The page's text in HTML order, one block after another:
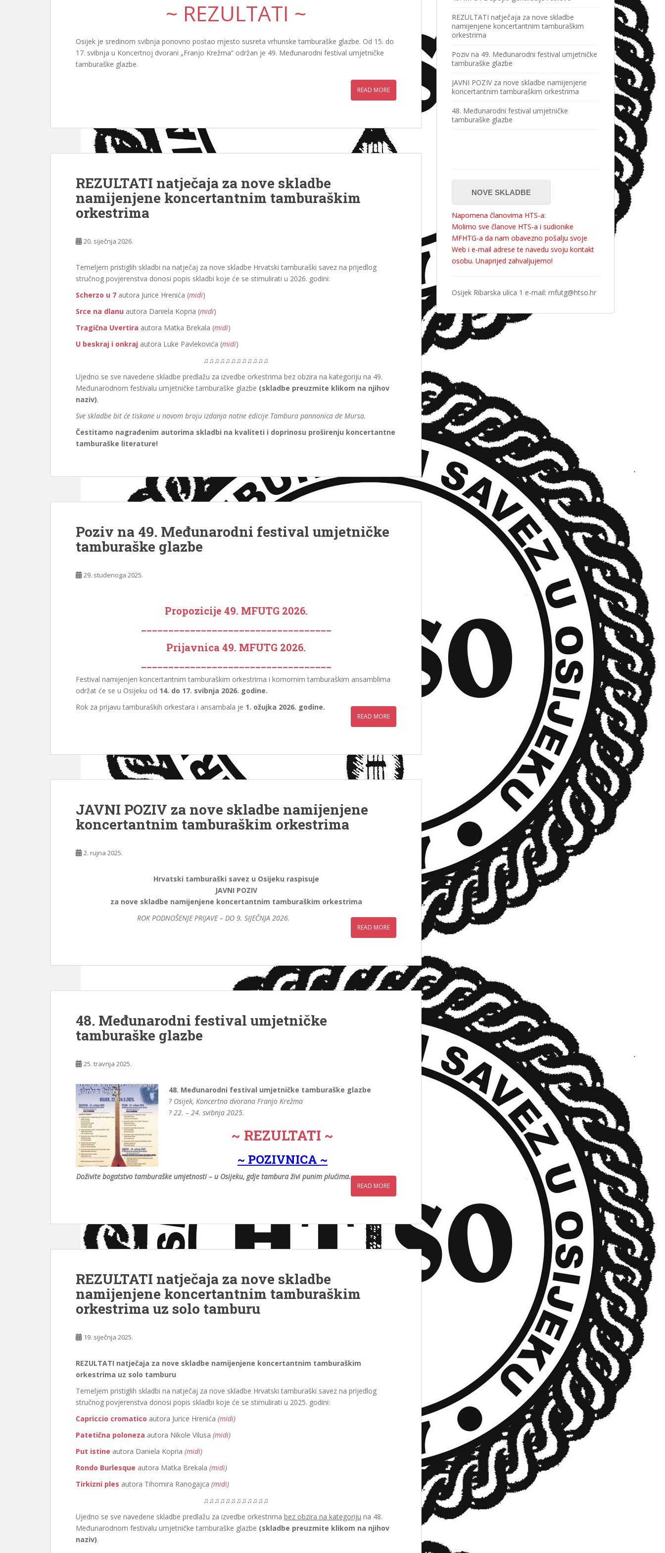
~ REZULTATI ~
Osijek je sredinom svibnja ponovno postao mjesto susreta vrhunske tamburaške glazbe. Od 15. do
17. svibnja u Koncertnoj dvorani „Franjo Krežma“ održan je 49. Međunarodni festival umjetničke
tamburaške glazbe.
READ MORE
REZULTATI natječaja za nove skladbe
namijenjene koncertantnim tamburaškim
orkestrima
20. siječnja 2026.
Temeljem pristiglih skladbi na natječaj za nove skladbe Hrvatski tamburaški savez na prijedlog
stručnog povjerenstva donosi popis skladbi koje će se stimulirati u 2026. godini:
Scherzo u 7 autora Jurice Hrenića (midi)
Srce na dlanu autora Daniela Kopria (midi)
Tragična Uvertira autora Matka Brekala (midi)
U beskraj i onkraj autora Luke Pavlekovića (midi)
♫♫♫♫♫♫♫♫♫♫♫♫
Ujedno se sve navedene skladbe predlažu za izvedbe orkestrima bez obzira na kategoriju na 49.
Međunarodnom festivalu umjetničke tamburaške glazbe (skladbe preuzmite klikom na njihov
naziv).
Sve skladbe bit će tiskane u novom broju izdanja notne edicije Tambura pannonica de Mursa.
Čestitamo nagrađenim autorima skladbi na kvaliteti i doprinosu proširenju koncertantne
tamburaške literature!
Poziv na 49. Međunarodni festival umjetničke
tamburaške glazbe
29. studenoga 2025.
Propozicije 49. MFUTG 2026.
Prijavnica 49. MFUTG 2026.
Festival namijenjen koncertantnim tamburaškim orkestrima i komornim tamburaškim ansamblima
održat će se u Osijeku od 14. do 17. svibnja 2026. godine.
Rok za prijavu tamburaških orkestara i ansambala je 1. ožujka 2026. godine.
READ MORE
JAVNI POZIV za nove skladbe namijenjene
koncertantnim tamburaškim orkestrima
2. rujna 2025.
Hrvatski tamburaški savez u Osijeku raspisuje
JAVNI POZIV
za nove skladbe namijenjene koncertantnim tamburaškim orkestrima
ROK PODNOŠENJE PRIJAVE – DO 9. SIJEČNJA 2026.
READ MORE
48. Međunarodni festival umjetničke
tamburaške glazbe
25. travnja 2025.
48. Međunarodni festival umjetničke tamburaške glazbe
? Osijek, Koncertna dvorana Franjo Krežma
? 22. – 24. svibnja 2025.
~ REZULTATI ~
~ POZIVNICA ~
Doživite bogatstvo tamburaške umjetnosti – u Osijeku, gdje tambura živi punim plućima.
READ MORE
REZULTATI natječaja za nove skladbe
namijenjene koncertantnim tamburaškim
orkestrima uz solo tamburu
19. siječnja 2025.
REZULTATI natječaja za nove skladbe namijenjene koncertantnim tamburaškim
orkestrima uz solo tamburu
Temeljem pristiglih skladbi na natječaj za nove skladbe Hrvatski tamburaški savez na prijedlog
stručnog povjerenstva donosi popis skladbi koje će se stimulirati u 2025. godini:
Capriccio cromatico autora Jurice Hrenića (midi)
Patetična poloneza autora Nikole Vilusa (midi)
Put istine autora Daniela Kopria (midi)
Rondo Burlesque autora Matka Brekala (midi)
Tirkizni ples autora Tihomira Ranogajca (midi)
♫♫♫♫♫♫♫♫♫♫♫♫
Ujedno se sve navedene skladbe predlažu za izvedbe orkestrima bez obzira na kategoriju na 48.
Međunarodnom festivalu umjetničke tamburaške glazbe (skladbe preuzmite klikom na njihov
naziv).
REZULTATI natječaja za nove skladbe
namijenjene koncertantnim tamburaškim
orkestrima
Poziv na 49. Međunarodni festival umjetničke
tamburaške glazbe
JAVNI POZIV za nove skladbe namijenjene
koncertantnim tamburaškim orkestrima
48. Međunarodni festival umjetničke
tamburaške glazbe
NOVE SKLADBE
Napomena članovima HTS-a:
Molimo sve članove HTS-a i sudionike
MFHTG-a da nam obavezno pošalju svoje
Web i e-mail adrese te navedu svoju kontakt
osobu. Unaprijed zahvaljujemo!
Osijek Ribarska ulica 1 e-mail: mfutg@htso.hr